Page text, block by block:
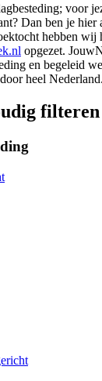
voor
Dan ben je hier
hebben wij
opgezet.
en begeleid
heel Nederland.